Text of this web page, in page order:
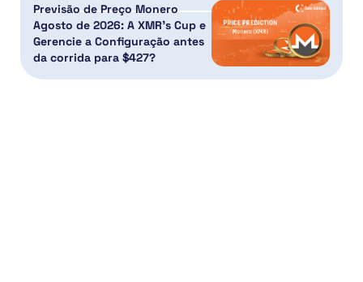
Previsão de Preço Monero
Agosto de 2026: A XMR’s Cup e
Gerencie a Configuração antes
da corrida para $427?